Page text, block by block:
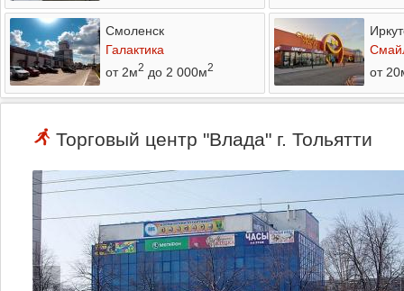
Смоленск
Галактика
от 2м2 до 2 000м2
от
Торговый центр "Влада" г. Тольятти